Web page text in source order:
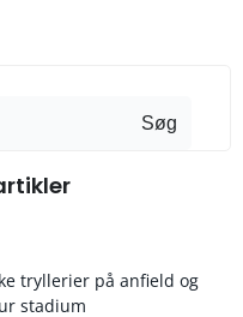
Søg
tryllerier på anfield og
stadium